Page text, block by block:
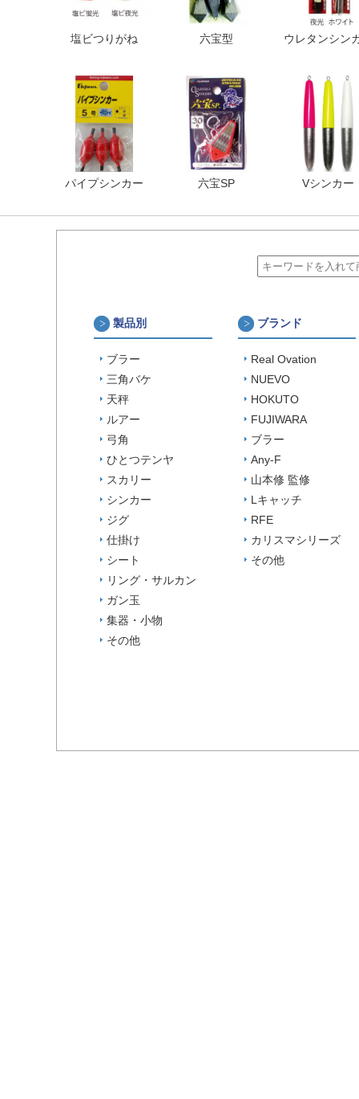
塩ビつりがね 六宝型 ウレタンシン
パイプシンカー 六宝SP Vシンカー
製品別
ブラー
三角バケ
天秤
ルアー
弓角
ひとつテンヤ
スカリー
シンカー
ジグ
仕掛け
シート
リング・サルカン
ガン玉
集器・小物
その他
ブランド
Real Ovation
NUEVO
HOKUTO
FUJIWARA
ブラー
Any-F
山本修 監修
Lキャッチ
RFE
カリスマシリーズ
その他